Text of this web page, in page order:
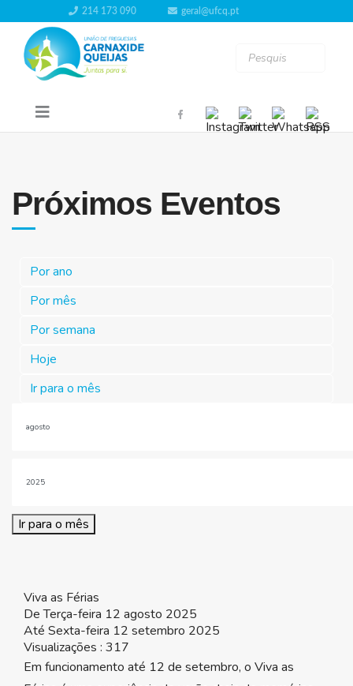
214 173 090 geral@ufcq.pt
Próximos Eventos
Por ano
Por mês
Por semana
Hoje
Ir para o mês
Ir para o mês
Viva as Férias
De Terça-feira 12 agosto 2025
Até Sexta-feira 12 setembro 2025
Visualizações : 317
Em funcionamento até 12 de setembro, o Viva as